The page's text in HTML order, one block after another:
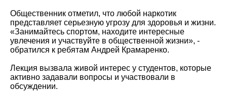
Общественник отметил, что любой наркотик
представляет серьезную угрозу для здоровья и жизни.
«Занимайтесь спортом, находите интересные
увлечения и участвуйте в общественной жизни», -
обратился к ребятам Андрей Крамаренко.
Лекция вызвала живой интерес у студентов, которые
активно задавали вопросы и участвовали в
обсуждении.